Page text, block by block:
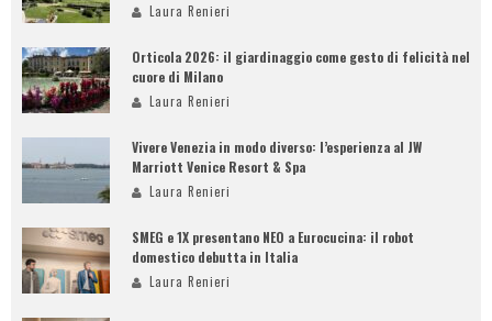
Laura Renieri
Orticola 2026: il giardinaggio come gesto di felicità nel
cuore di Milano
Laura Renieri
Vivere Venezia in modo diverso: l’esperienza al JW
Marriott Venice Resort & Spa
Laura Renieri
SMEG e 1X presentano NEO a Eurocucina: il robot
domestico debutta in Italia
Laura Renieri